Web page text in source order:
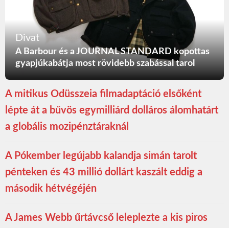
Divat
A Barbour és a JOURNAL STANDARD kopottas
gyapjúkabátja most rövidebb szabással tarol
A mitikus Odüsszeia filmadaptáció elsőként
lépte át a bűvös egymilliárd dolláros álomhatárt
a globális mozipénztáraknál
A Pókember legújabb kalandja simán tarolt
pénteken és 43 millió dollárt kaszált eddig a
második hétvégéjén
A James Webb űrtávcső leleplezte a kis piros